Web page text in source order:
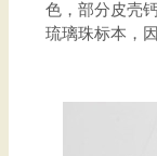
色，部分皮壳
琉璃珠标本，